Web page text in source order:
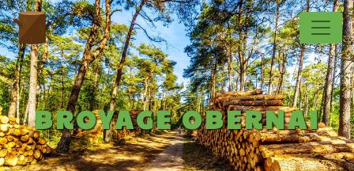
Panneau de gestion des cookies
BROYAGE OBERNAI